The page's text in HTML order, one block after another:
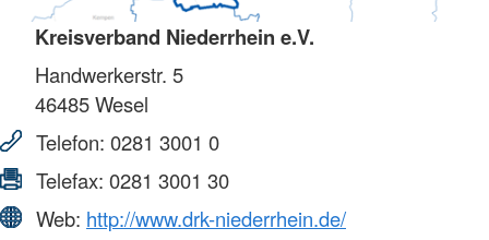
Kreisverband Niederrhein e.V.
Handwerkerstr. 5
46485Wesel
Telefon: 0281 3001 0
Telefax: 0281 3001 30
Web: http://www.drk-niederrhein.de/